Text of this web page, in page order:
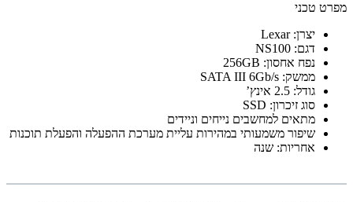
מפרט טכני
יצרן: Lexar
דגם: NS100
נפח אחסון: 256GB
ממשק: SATA III 6Gb/s
גודל: 2.5 אינץ’
סוג זיכרון: SSD
מתאים למחשבים נייחים וניידים
שיפור משמעותי במהירות עליית מערכת ההפעלה והפעלת תוכנות
אחריות: שנה